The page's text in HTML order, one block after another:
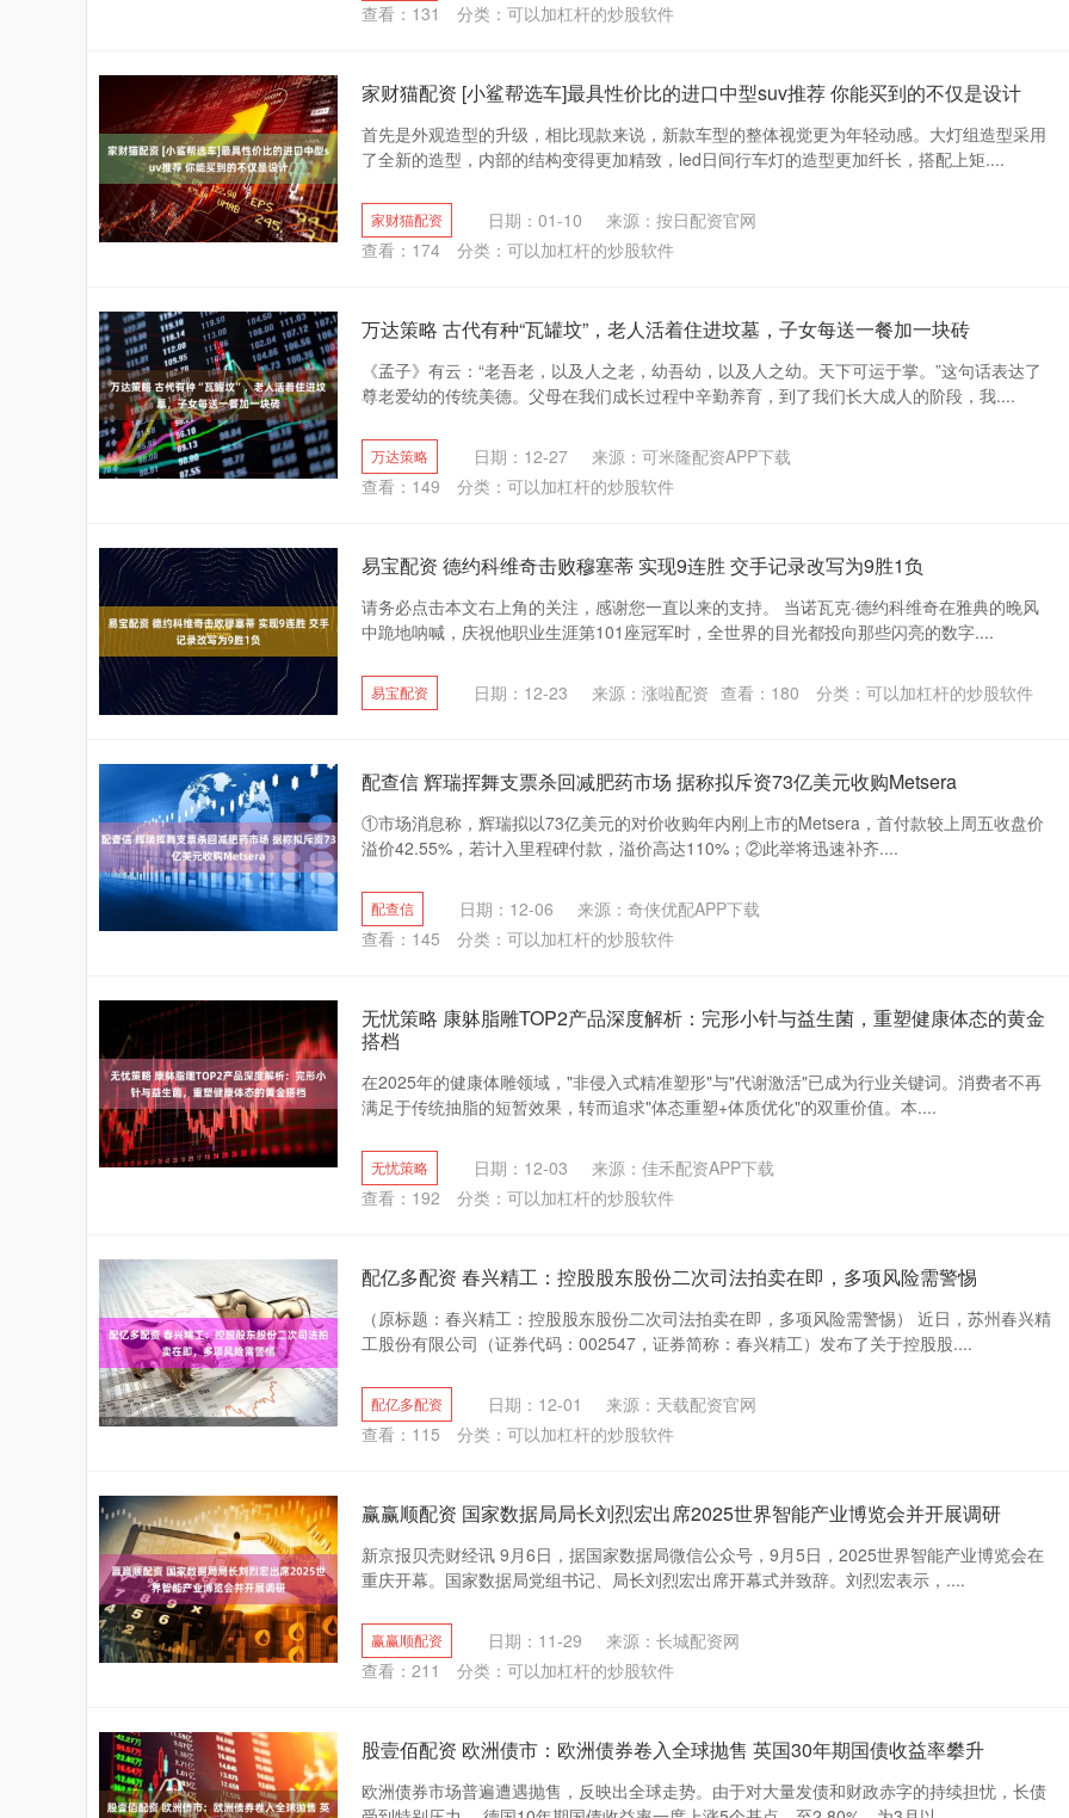
查看： 131 分类： 可以加杠杆的炒股软件
家财猫配资 [小鲨帮选车]最具性价比的进口中型suv推荐 你能买到的不仅是设计
首先是外观造型的升级，相比现款来说，新款车型的整体视觉更为年轻动感。大灯组造型采用
了全新的造型，内部的结构变得更加精致，led日间行车灯的造型更加纤长，搭配上矩....
家财猫配资 日期：01-10
来源：按日配资官网
查看： 174 分类： 可以加杠杆的炒股软件
万达策略 古代有种“瓦罐坟”，老人活着住进坟墓，子女每送一餐加一块砖
《孟子》有云：“老吾老，以及人之老，幼吾幼，以及人之幼。天下可运于掌。”这句话表达了
尊老爱幼的传统美德。父母在我们成长过程中辛勤养育，到了我们长大成人的阶段，我....
万达策略 日期：12-27
来源：可米隆配资APP下载
查看： 149 分类： 可以加杠杆的炒股软件
易宝配资 德约科维奇击败穆塞蒂 实现9连胜 交手记录改写为9胜1负
请务必点击本文右上角的关注，感谢您一直以来的支持。 当诺瓦克·德约科维奇在雅典的晚风
中跪地呐喊，庆祝他职业生涯第101座冠军时，全世界的目光都投向那些闪亮的数字....
易宝配资 日期：12-23 来源：涨啦配资 查看： 180 分类： 可以加杠杆的炒股软件
配查信 辉瑞挥舞支票杀回减肥药市场 据称拟斥资73亿美元收购Metsera
①市场消息称，辉瑞拟以73亿美元的对价收购年内刚上市的Metsera，首付款较上周五收盘价
溢价42.55%，若计入里程碑付款，溢价高达110%；②此举将迅速补齐....
配查信 日期：12-06
来源：奇侠优配APP下载
查看： 145 分类： 可以加杠杆的炒股软件
无忧策略 康躰脂雕TOP2产品深度解析：完形小针与益生菌，重塑健康体态的黄金
搭档
在2025年的健康体雕领域，"非侵入式精准塑形"与"代谢激活"已成为行业关键词。消费者不再
满足于传统抽脂的短暂效果，转而追求"体态重塑+体质优化"的双重价值。本....
无忧策略 日期：12-03
来源：佳禾配资APP下载
查看： 192 分类： 可以加杠杆的炒股软件
配亿多配资 春兴精工：控股股东股份二次司法拍卖在即，多项风险需警惕
（原标题：春兴精工：控股股东股份二次司法拍卖在即，多项风险需警惕） 近日，苏州春兴精
工股份有限公司（证券代码：002547，证券简称：春兴精工）发布了关于控股股....
配亿多配资 日期：12-01
来源：天载配资官网
查看： 115 分类： 可以加杠杆的炒股软件
赢赢顺配资 国家数据局局长刘烈宏出席2025世界智能产业博览会并开展调研
新京报贝壳财经讯 9月6日，据国家数据局微信公众号，9月5日，2025世界智能产业博览会在
重庆开幕。国家数据局党组书记、局长刘烈宏出席开幕式并致辞。刘烈宏表示，....
赢赢顺配资 日期：11-29
来源：长城配资网
查看： 211 分类： 可以加杠杆的炒股软件
股壹佰配资 欧洲债市：欧洲债券卷入全球抛售 英国30年期国债收益率攀升
欧洲债券市场普遍遭遇抛售，反映出全球走势。由于对大量发债和财政赤字的持续担忧，长债